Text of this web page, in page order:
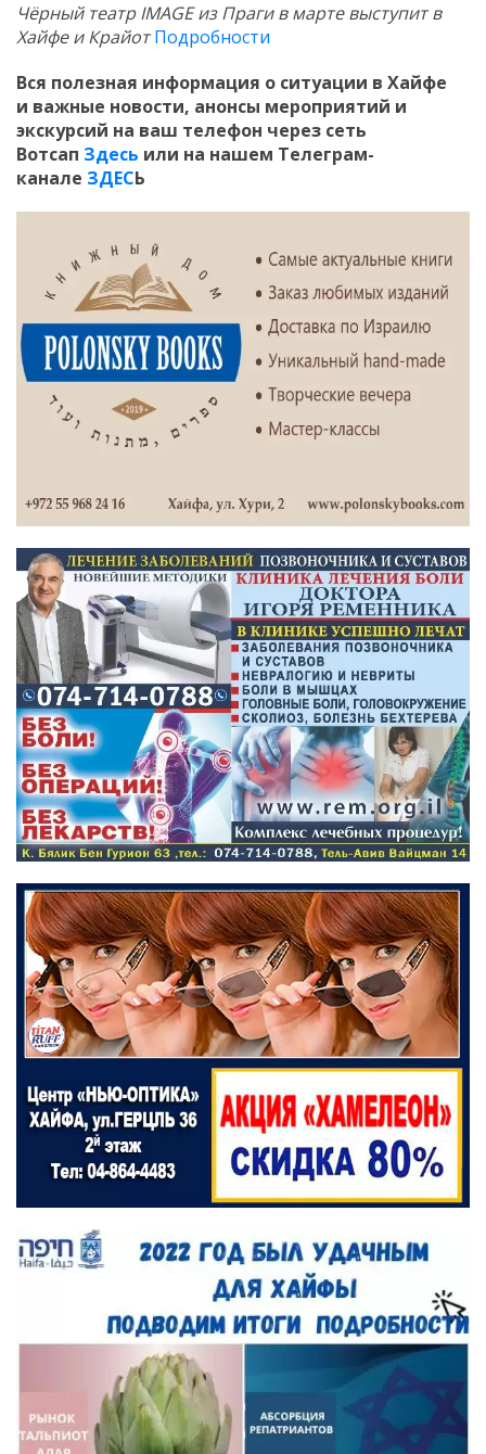
Чёрный театр IMAGE из Праги в марте выступит в
Хайфе и Крайот Подробности
Вся полезная информация о ситуации в Хайфе
и важные новости, анонсы мероприятий и
экскурсий на ваш телефон через сеть
Вотсап Здесь или на нашем Телеграм-
канале ЗДЕСЬ